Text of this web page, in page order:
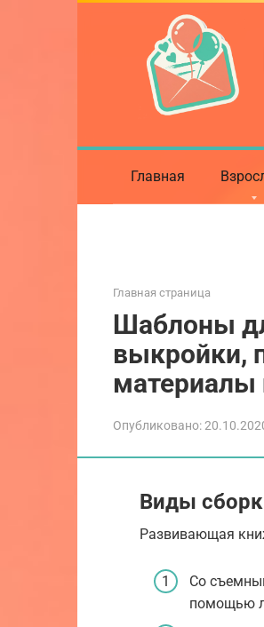
Главная
Главная страница
Шаблоны
выкройки,
материалы
Опубликовано:
Виды
Развивающая
Со
помощью